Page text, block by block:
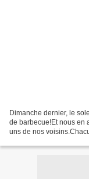
Dimanche dernier, le
de barbecue!Et nous en
uns de nos